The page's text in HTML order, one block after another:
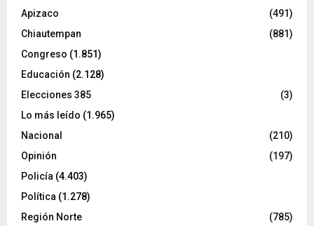
Apizaco
(491)
Chiautempan
(881)
Congreso (1.851)
Educación (2.128)
Elecciones 385
(3)
Lo más leído (1.965)
Nacional
(210)
Opinión
(197)
Policía (4.403)
Política (1.278)
Región Norte
(785)